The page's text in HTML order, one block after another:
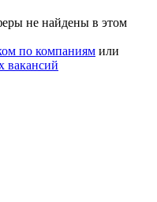
не найдены в этом
по компаниям или
вакансий